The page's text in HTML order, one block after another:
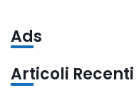
Ads
Articoli Recenti